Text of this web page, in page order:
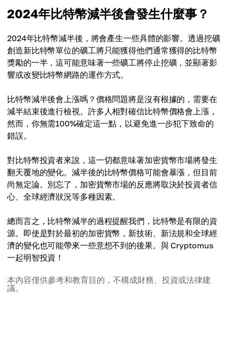
2024年比特幣減半後會發生什麼事？
2024年比特幣減半後，將會產生一些具體的影響。透過挖礦
創造新比特幣單位的礦工將只能獲得他們通常獲得的比特幣
獎勵的一半，這可能意味著一些礦工將停止挖礦，並顯著影
響或改變比特幣網路的運作方式。
比特幣減半後會上漲嗎？價格問題將是沒有根據的，需要在
減半結束後進行檢視。許多人相對確信比特幣價格會上漲，
然而，你無需100%確定這一點，以避免進一步犯下致命的
錯誤。
對比特幣投資者來說，這一切都意味著加密貨幣市場將發生
翻天覆地的變化。減半後的比特幣價格可能會暴漲，但目前
尚無定論。別忘了，加密貨幣市場的反應將取決於投資者信
心、全球經濟狀況等多種因素。
總而言之，比特幣減半的過程提醒我們，比特幣是有限的資
源。即使是對於最初的加密貨幣，新技術、新法規和全球經
濟的變化也可能帶來一些意想不到的後果。與 Cryptomus
一起明智投資！
本內容僅供參考和教育目的，不構成財務、投資或法律建
議。